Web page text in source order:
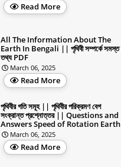
Read More
All The Information About The
Earth In Bengali || পৃথিবী সম্পর্কে সমস্ত
তথ্য PDF
March 06, 2025
Read More
পৃথিবীর গতি সমূহ || পৃথিবীর পরিক্রমণ বেগ
সংক্রান্ত প্রশ্নোত্তর || Questions and
Answers Speed of Rotation Earth
March 06, 2025
Read More